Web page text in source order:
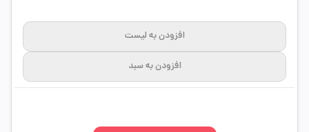
افزودن به لیست
افزودن به سبد